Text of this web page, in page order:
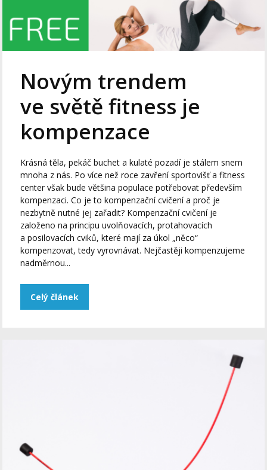
Novým trendem
ve světě fitness je
kompenzace
Krásná těla, pekáč buchet a kulaté pozadí je stálem snem
mnoha z nás. Po více než roce zavření sportovišť a fitness
center však bude většina populace potřebovat především
kompenzaci. Co je to kompenzační cvičení a proč je
nezbytně nutné jej zařadit? Kompenzační cvičení je
založeno na principu uvolňovacích, protahovacích
a posilovacích cviků, které mají za úkol „něco“
kompenzovat, tedy vyrovnávat. Nejčastěji kompenzujeme
nadměrnou...
Celý článek